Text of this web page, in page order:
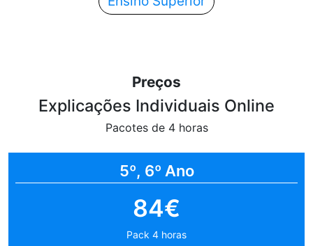
Preços
Explicações Individuais Online
Pacotes de 4 horas
5º, 6º Ano
84€
Pack 4 horas